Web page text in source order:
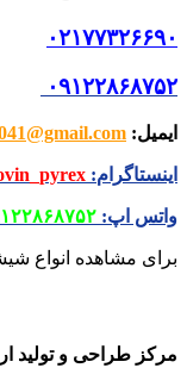
۰۲۱۷۷۳۲۶۶۹۰
۰۹۱۲۲۸۶۸۷۵۲
ایمیل:
اینستاگرام:
واتس اپ:
برای مشاهده انواع
مرکز طراحی و تولید